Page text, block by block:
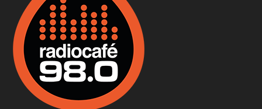
Fermentáljunk, a testünk meghálálja!
Apr 3, 2026 • 00:36:07